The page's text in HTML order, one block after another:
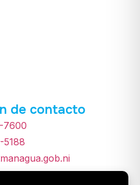
de contacto
7600
5188
al Centro